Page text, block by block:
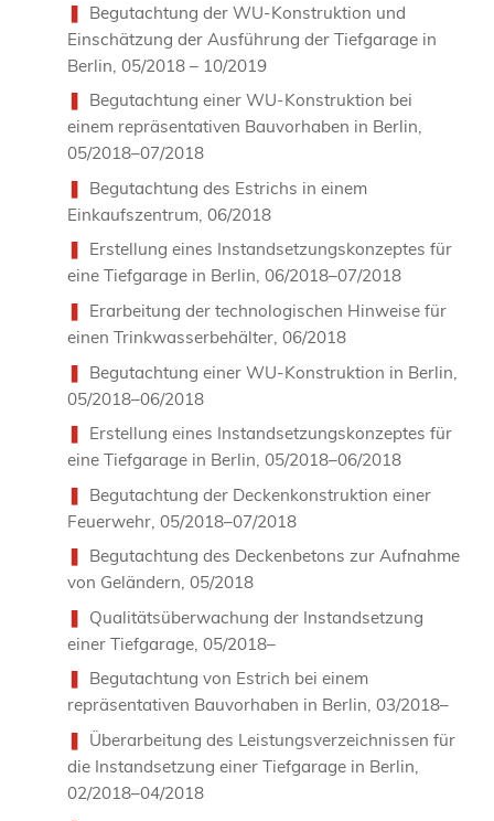
Begutachtung der WU-Konstruktion und
Einschätzung der Ausführung der Tiefgarage in
Berlin, 05/2018 – 10/2019
Begutachtung einer WU-Konstruktion bei
einem repräsentativen Bauvorhaben in Berlin,
05/2018–07/2018
Begutachtung des Estrichs in einem
Einkaufszentrum, 06/2018
Erstellung eines Instandsetzungskonzeptes für
eine Tiefgarage in Berlin, 06/2018–07/2018
Erarbeitung der technologischen Hinweise für
einen Trinkwasserbehälter, 06/2018
Begutachtung einer WU-Konstruktion in Berlin,
05/2018–06/2018
Erstellung eines Instandsetzungskonzeptes für
eine Tiefgarage in Berlin, 05/2018–06/2018
Begutachtung der Deckenkonstruktion einer
Feuerwehr, 05/2018–07/2018
Begutachtung des Deckenbetons zur Aufnahme
von Geländern, 05/2018
Qualitätsüberwachung der Instandsetzung
einer Tiefgarage, 05/2018–
Begutachtung von Estrich bei einem
repräsentativen Bauvorhaben in Berlin, 03/2018–
Überarbeitung des Leistungsverzeichnissen für
die Instandsetzung einer Tiefgarage in Berlin,
02/2018–04/2018